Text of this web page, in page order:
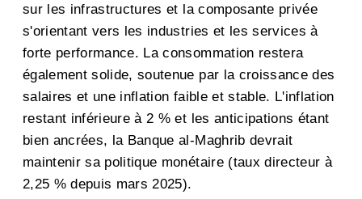
sur les infrastructures et la composante privée
s'orientant vers les industries et les services à
forte performance. La consommation restera
également solide, soutenue par la croissance des
salaires et une inflation faible et stable. L'inflation
restant inférieure à 2 % et les anticipations étant
bien ancrées, la Banque al-Maghrib devrait
maintenir sa politique monétaire (taux directeur à
2,25 % depuis mars 2025).